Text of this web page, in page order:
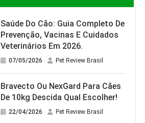
Saúde Do Cão: Guia Completo De
Prevenção, Vacinas E Cuidados
Veterinários Em 2026.
07/05/2026 Pet Review Brasil
Bravecto Ou NexGard Para Cães
De 10kg Descida Qual Escolher!
22/04/2026 Pet Review Brasil